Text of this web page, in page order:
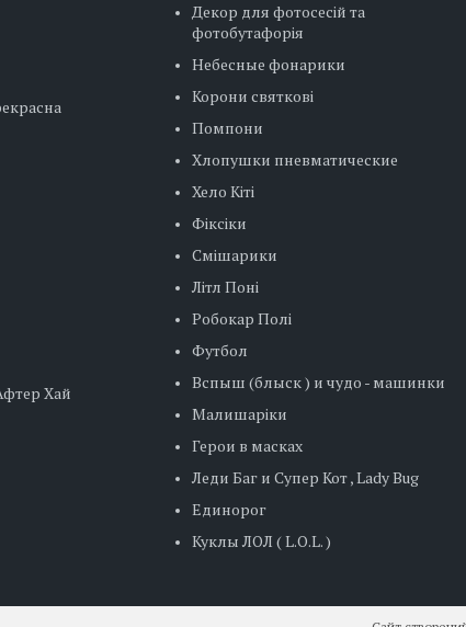
Хай
Декор для фотосесій та
фотобутафорія
Небесные фонарики
Корони святкові
Помпони
Хлопушки пневматические
Хело Кіті
Фіксіки
Смішарики
Літл Поні
Робокар Полі
Футбол
Вспыш (блыск ) и чудо - машинки
Малишаріки
Герои в масках
Леди Баг и Супер Кот , Lady Bug
Единорог
Куклы ЛОЛ ( L.O.L. )